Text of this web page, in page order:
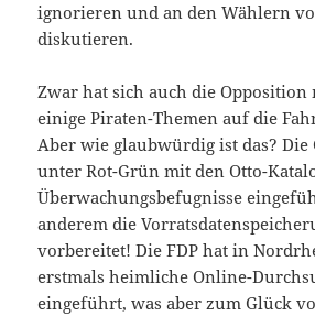
ignorieren und an den Wählern
diskutieren.
Zwar hat sich auch die
einige Piraten-Themen auf die
Aber wie glaubwürdig ist das? Die
unter Rot-Grün mit den Otto-
Überwachungsbefugnisse
anderem die
vorbereitet! Die FDP hat in
erstmals heimliche Online-
eingeführt, was aber zum Glück